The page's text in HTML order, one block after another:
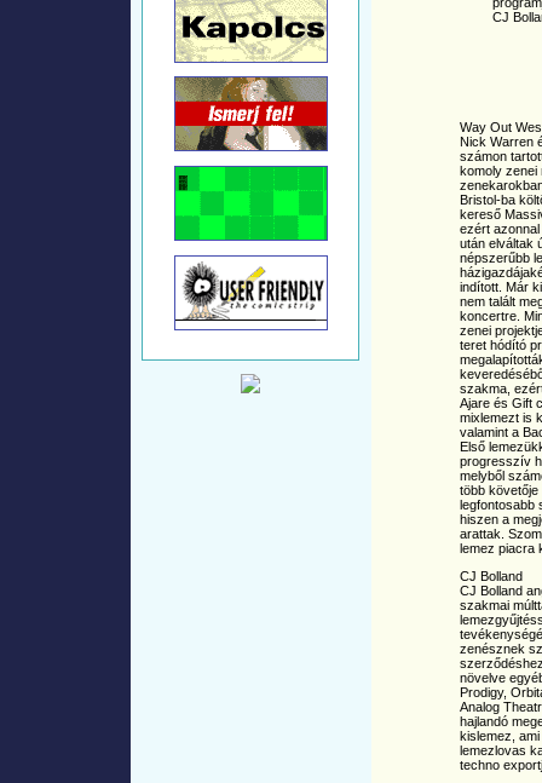
CJ
Way Out
Nick Warren
számon
komoly zenei
Bristol-ba
kereső
ezért
után elváltak
népszerűbb
indított. Már
nem talált
koncertre.
zenei
teret hódító
szakma,
Ajare és Gift
mixlemezt is
valamint a
Első
progresszív
melyből
több
legfontosabb
hiszen a
arattak.
lemez piacra
CJ Bolland
CJ Bolland
szakmai
zenésznek
növelve
Prodigy,
Analog
hajlandó
kislemez,
lemezlovas
techno